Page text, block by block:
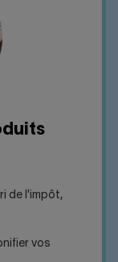
de l'impôt,
vos